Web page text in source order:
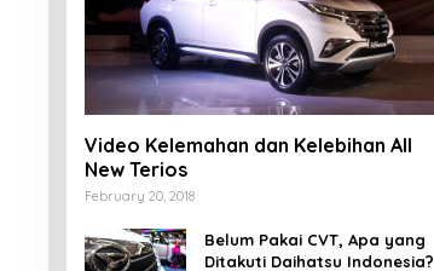
Video Kelemahan dan Kelebihan All
New Terios
February 20, 2018
Belum Pakai CVT, Apa yang
Ditakuti Daihatsu Indonesia?